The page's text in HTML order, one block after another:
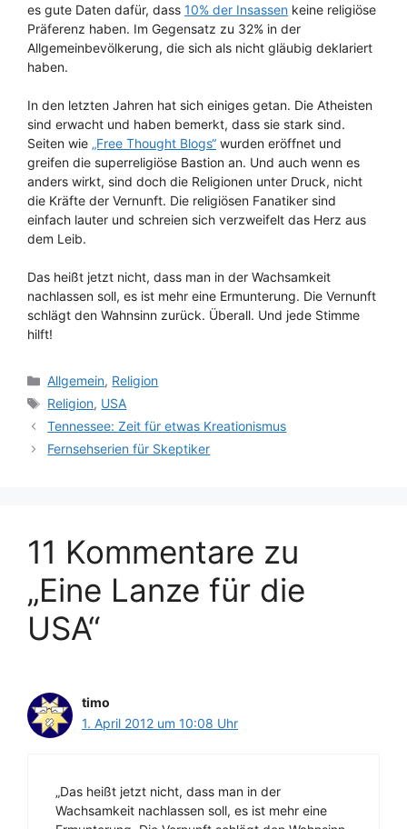
es gute Daten dafür, dass 10% der Insassen keine religiöse
Präferenz haben. Im Gegensatz zu 32% in der
Allgemeinbevölkerung, die sich als nicht gläubig deklariert
haben.
In den letzten Jahren hat sich einiges getan. Die Atheisten
sind erwacht und haben bemerkt, dass sie stark sind.
Seiten wie „Free Thought Blogs“ wurden eröffnet und
greifen die superreligiöse Bastion an. Und auch wenn es
anders wirkt, sind doch die Religionen unter Druck, nicht
die Kräfte der Vernunft. Die religiösen Fanatiker sind
einfach lauter und schreien sich verzweifelt das Herz aus
dem Leib.
Das heißt jetzt nicht, dass man in der Wachsamkeit
nachlassen soll, es ist mehr eine Ermunterung. Die Vernunft
schlägt den Wahnsinn zurück. Überall. Und jede Stimme
hilft!
Kategorien
Allgemein, Religion
Schlagwörter
Religion, USA
Tennessee: Zeit für etwas Kreationismus
Fernsehserien für Skeptiker
11 Kommentare zu
„Eine Lanze für die
USA“
timo
1. April 2012 um 10:08 Uhr
„Das heißt jetzt nicht, dass man in der
Wachsamkeit nachlassen soll, es ist mehr eine